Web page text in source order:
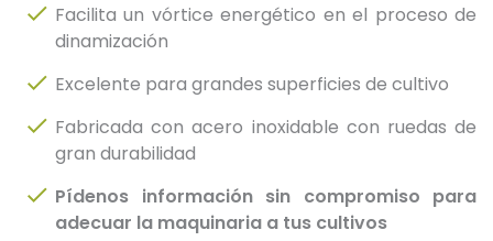
Facilita un vórtice energético en el proceso de
dinamización
Excelente para grandes superficies de cultivo
Fabricada con acero inoxidable con ruedas de
gran durabilidad
Pídenos información sin compromiso para
adecuar la maquinaria a tus cultivos